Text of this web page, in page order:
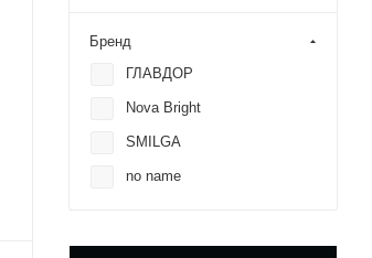
Бренд
ГЛАВДОР
Nova Bright
SMILGA
no name